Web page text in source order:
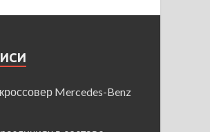
Mercedes-Benz